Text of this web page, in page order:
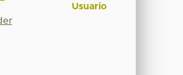
Usuario